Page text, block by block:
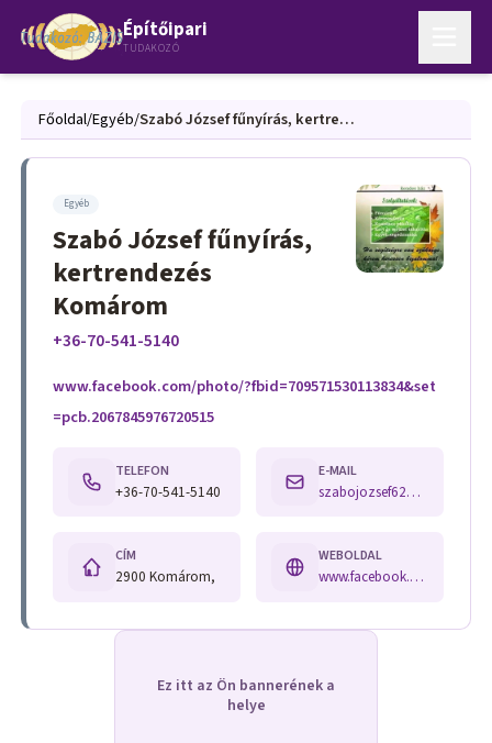
Építőipari
TUDAKOZÓ
Főoldal/Egyéb/ Szabó József fűnyírás, kertrendezés Komárom
Egyéb
Szabó József fűnyírás,
kertrendezés
Komárom
+36-70-541-5140
www.facebook.com/photo/?fbid=709571530113834&set
=pcb.2067845976720515
TELEFON
+36-70-541-5140
E-MAIL
szabojozsef623@gmail.com
CÍM
2900 Komárom,
WEBOLDAL
www.facebook.com/photo/?fbid=709571530113834&set=pcb.2067845976720515
Ez itt az Ön bannerének a
helye